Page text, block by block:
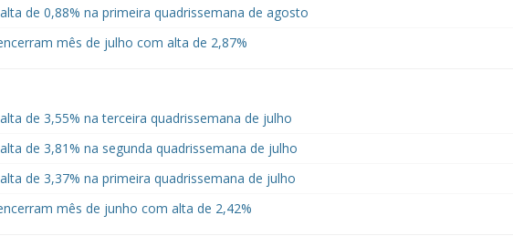
de 0,88% na primeira quadrissemana de agosto
mês de julho com alta de 2,87%
de 3,55% na terceira quadrissemana de julho
de 3,81% na segunda quadrissemana de julho
de 3,37% na primeira quadrissemana de julho
mês de junho com alta de 2,42%